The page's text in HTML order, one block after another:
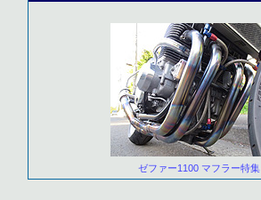
ゼファー1100 マフラー特集